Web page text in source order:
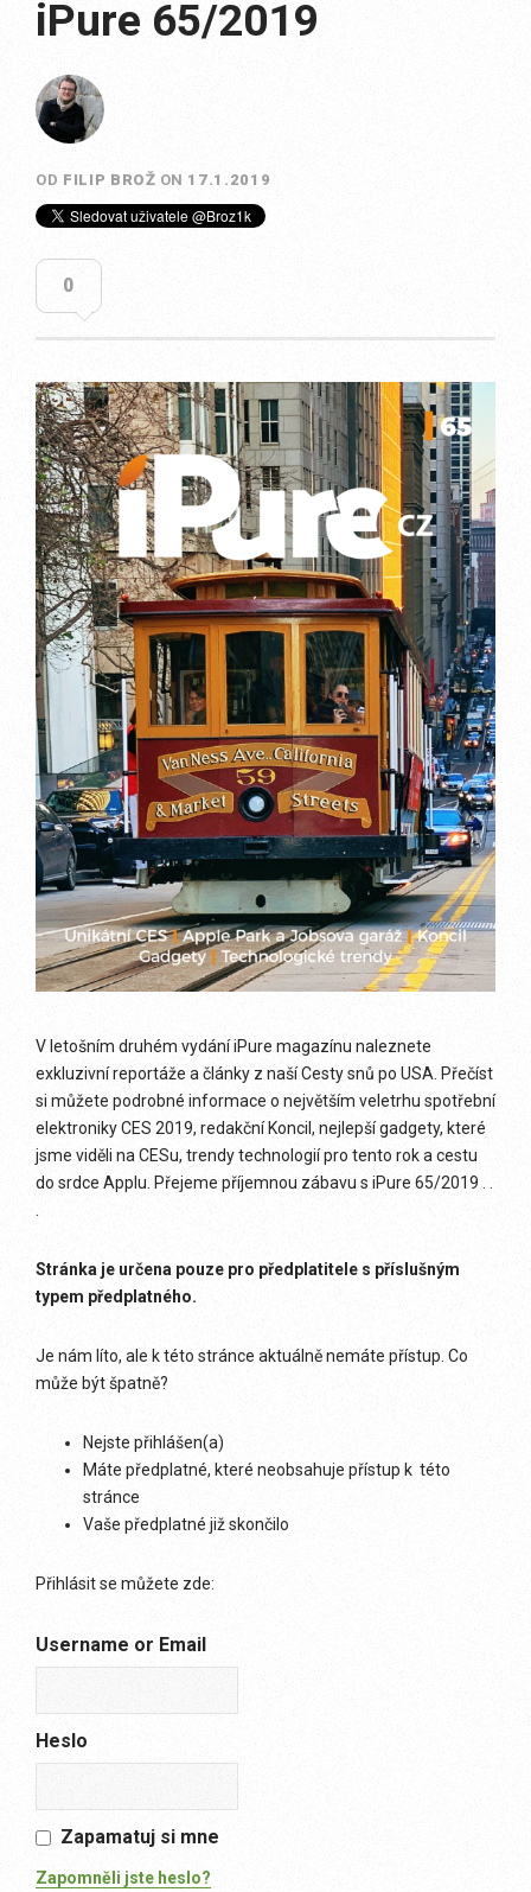
iPure 65/2019
OD FILIP BROŽ ON 17.1.2019
0
V letošním druhém vydání iPure magazínu naleznete
exkluzivní reportáže a články z naší Cesty snů po USA. Přečíst
si můžete podrobné informace o největším veletrhu spotřební
elektroniky CES 2019, redakční Koncil, nejlepší gadgety, které
jsme viděli na CESu, trendy technologií pro tento rok a cestu
do srdce Applu. Přejeme příjemnou zábavu s iPure 65/2019 . .
Stránka je určena pouze pro předplatitele s příslušným
typem předplatného.
Je nám líto, ale k této stránce aktuálně nemáte přístup. Co
může být špatně?
Nejste přihlášen(a)
Máte předplatné, které neobsahuje přístup k této
stránce
Vaše předplatné již skončilo
Přihlásit se můžete zde:
Username or Email
Heslo
Zapamatuj si mne
Zapomněli jste heslo?